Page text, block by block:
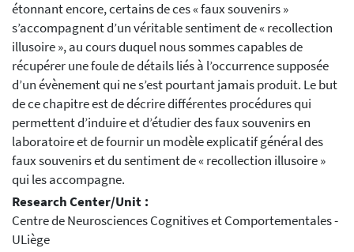
étonnant encore, certains de ces « faux souvenirs »
s’accompagnent d’un véritable sentiment de « recollection
illusoire », au cours duquel nous sommes capables de
récupérer une foule de détails liés à l’occurrence supposée
d’un évènement qui ne s’est pourtant jamais produit. Le but
de ce chapitre est de décrire différentes procédures qui
permettent d’induire et d’étudier des faux souvenirs en
laboratoire et de fournir un modèle explicatif général des
faux souvenirs et du sentiment de « recollection illusoire »
qui les accompagne.
Research Center/Unit :
Centre de Neurosciences Cognitives et Comportementales -
ULiège